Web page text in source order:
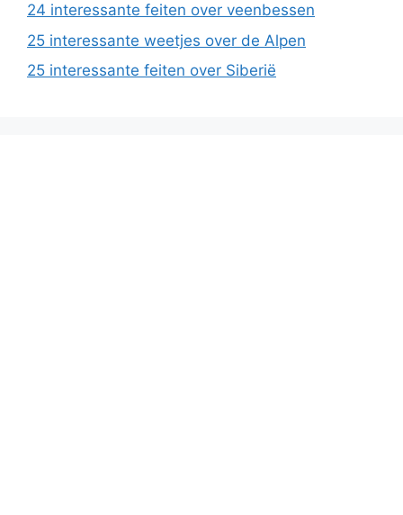
24 interessante feiten over veenbessen
25 interessante weetjes over de Alpen
25 interessante feiten over Siberië